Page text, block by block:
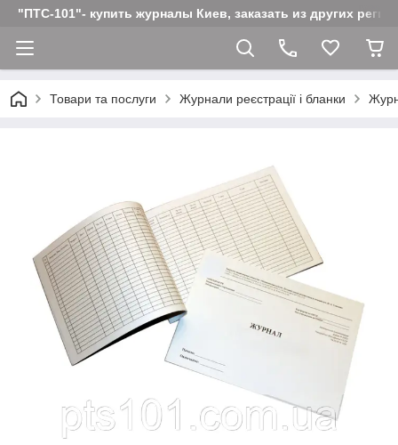
"ПТС-101"- купить журналы Киев, заказать из других
Товари та послуги Журнали реєстрації і бланки